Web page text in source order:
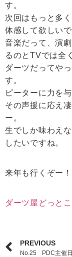
す。
次回はもっと多
体感して欲しいで
音楽だって、演
るのとTVでは全
ダーツだってや
す。
ピーターに力を
その声援に応え
ー。
生でしか味わえ
したいですね。
来年も行くぞー！
ダーツ屋どっと
PREVIOUS
No.25 PDC主催